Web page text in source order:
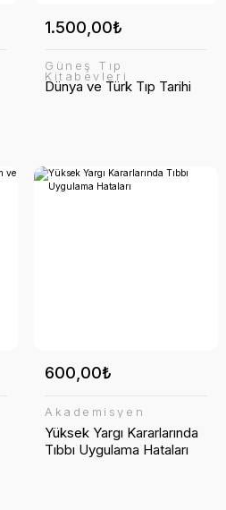
1.500,00₺
Güneş Tıp
Kitabevleri
Dünya ve Türk Tıp Tarihi
600,00₺
Akademisyen
Yüksek Yargı Kararlarında
Tıbbı Uygulama Hataları